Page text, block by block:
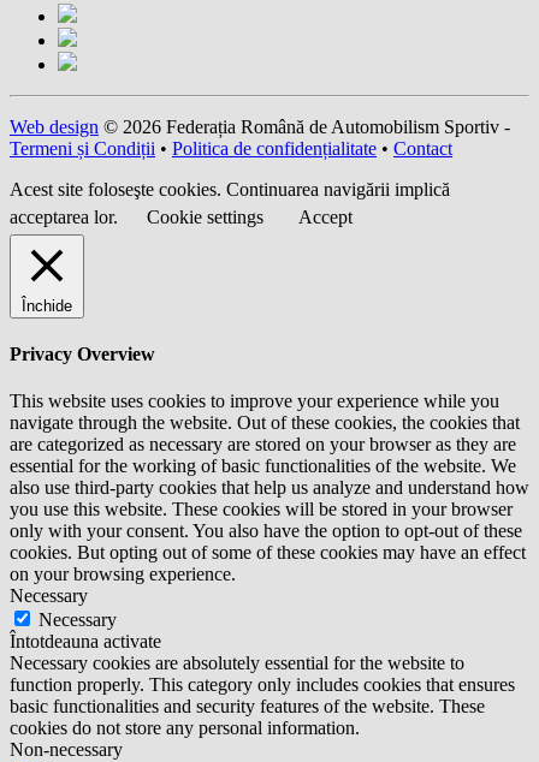
Web design © 2026 Federația Română de Automobilism Sportiv -
Termeni și Condiții • Politica de confidențialitate • Contact
Acest site foloseşte cookies. Continuarea navigării implică
acceptarea lor.
Cookie settings Accept
Închide
Privacy Overview
This website uses cookies to improve your experience while you
navigate through the website. Out of these cookies, the cookies that
are categorized as necessary are stored on your browser as they are
essential for the working of basic functionalities of the website. We
also use third-party cookies that help us analyze and understand how
you use this website. These cookies will be stored in your browser
only with your consent. You also have the option to opt-out of these
cookies. But opting out of some of these cookies may have an effect
on your browsing experience.
Necessary
Necessary
Întotdeauna activate
Necessary cookies are absolutely essential for the website to
function properly. This category only includes cookies that ensures
basic functionalities and security features of the website. These
cookies do not store any personal information.
Non-necessary